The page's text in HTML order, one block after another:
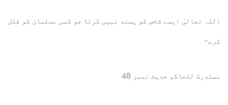
اللہ تعالیٰ ایسے شخص کو پسند نہیں کرتا جو کسی مسلمان کو قتل
کرے-
مستدرک للحاکم حدیث نمبر 48